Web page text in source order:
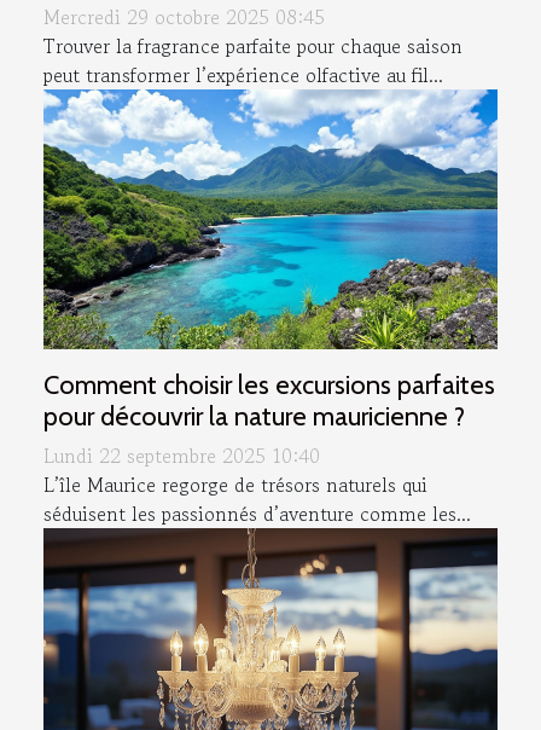
Mercredi 29 octobre 2025 08:45
Trouver la fragrance parfaite pour chaque saison
peut transformer l’expérience olfactive au fil...
Comment choisir les excursions parfaites
pour découvrir la nature mauricienne ?
Lundi 22 septembre 2025 10:40
L’île Maurice regorge de trésors naturels qui
séduisent les passionnés d’aventure comme les...